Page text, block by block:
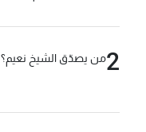
2من يصدّق الشيخ نعيم؟